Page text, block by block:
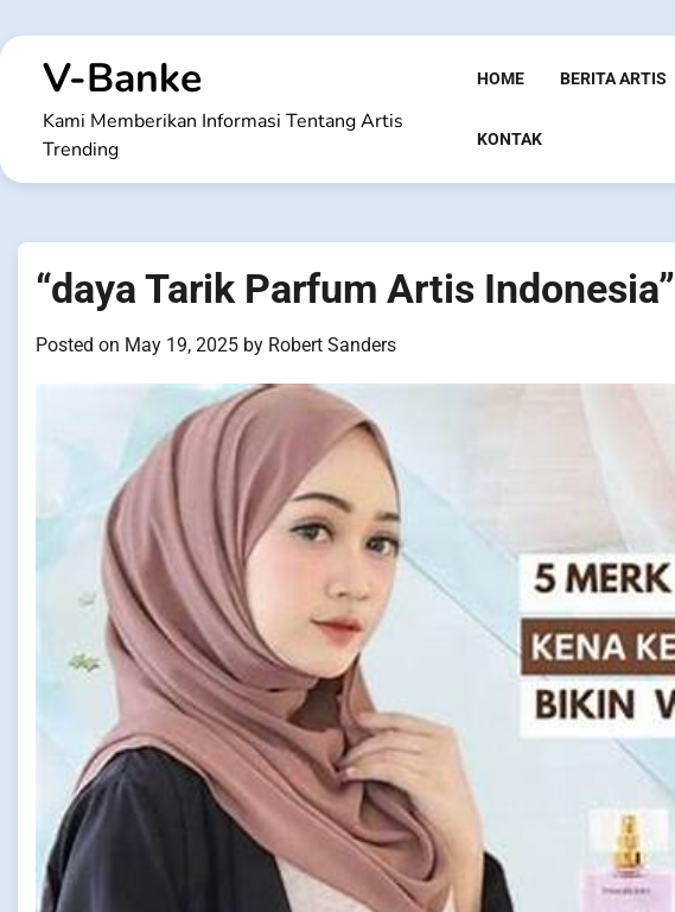
to
contentV-Banke
Kami Memberikan Informasi Tentang Artis
Trending
HOME BERITA ARTIS
KONTAK
“daya Tarik Parfum Artis Indonesia”
Posted on May 19, 2025 by Robert Sanders